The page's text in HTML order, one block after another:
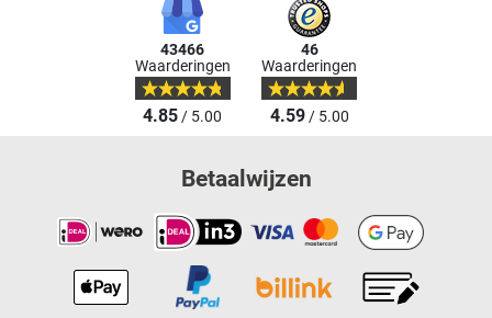
43466
Waarderingen
4.85/ 5.00
46
Waarderingen
4.59/ 5.00
Betaalwijzen